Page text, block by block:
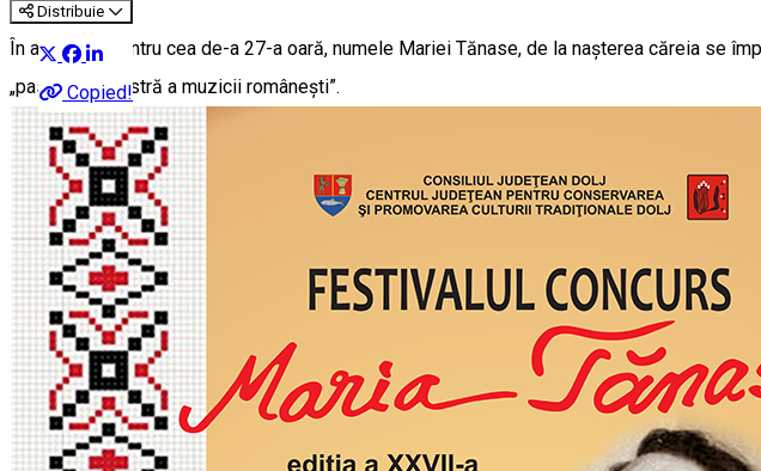
Distribuie
Copied!
În acest an, pentru cea de-a 27-a oară, numele Mariei Tănase, de la nașterea căreia se
„pasărea măiastră a muzicii românești”.